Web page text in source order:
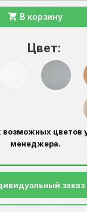
shopping_cart В корзину
Цвет:
возможных цветов
менеджера.
заказ